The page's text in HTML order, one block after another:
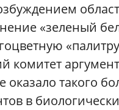
«зеленый
комитет
оказало такого
в